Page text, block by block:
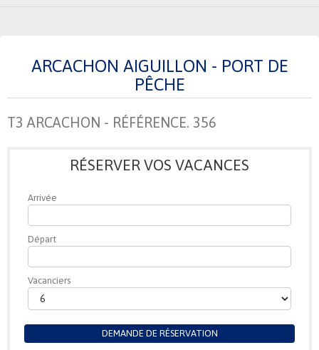
ARCACHON AIGUILLON - PORT DE
PÊCHE
T3 ARCACHON - RÉFÉRENCE. 356
RÉSERVER VOS VACANCES
Arrivée
Départ
Vacanciers
DEMANDE DE RÉSERVATION